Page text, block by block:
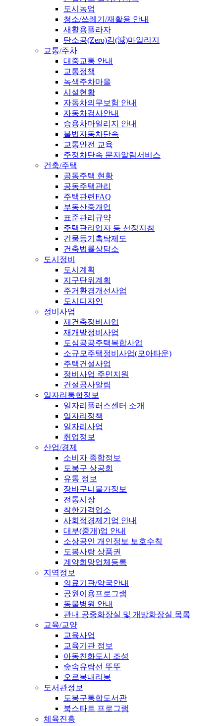
도시농업
청소/쓰레기/재활용 안내
새활용플라자
탄소공(Zero)감(減)마일리지
교통/주차
대중교통 안내
교통정책
녹색주차마을
시설현황
자동차의무보험 안내
자동차검사안내
승용차마일리지 안내
불법자동차단속
교통안전 교육
주정차단속 문자알림서비스
건축/주택
공동주택 현황
공동주택관리
주택관련FAQ
부동산중개업
표준관리규약
주택관리업자 등 선정지침
건물등기촉탁제도
건축법률상담소
도시정비
도시계획
지구단위계획
주거환경개선사업
도시디자인
정비사업
재건축정비사업
재개발정비사업
도심공공주택복합사업
소규모주택정비사업(모아타운)
주택건설사업
정비사업 주민지원
건설공사알림
일자리통합정보
일자리플러스센터 소개
일자리정책
일자리사업
취업정보
산업/경제
소비자 종합정보
도봉구 상공회
유통 정보
장바구니물가정보
전통시장
착한가격업소
사회적경제기업 안내
대부(중개)업 안내
소상공인 개인정보 보호수칙
도봉사랑 상품권
계약희망업체등록
지역정보
의료기관/약국안내
공원이용프로그램
동물병원 안내
관내 공중화장실 및 개방화장실 목록
교육/교양
교육사업
교육기관 정보
아동친화도시 조성
숲속유람선 뚜뚜
오르봉내리봉
도서관정보
도봉구통합도서관
북스타트 프로그램
체육진흥